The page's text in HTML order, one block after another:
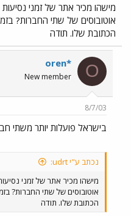
מישהו מכיר אתר של זמני נסיעות
אוטובוסים של שתי החברות?
הכתובת שלו. תודה
O
oren*
New member
8/7/03
בישראל פועלות יותר משתי
נכתב ע"י udrt:
מישהו מכיר אתר של זמני
אוטובוסים של שתי החברות?
הכתובת שלו. תודה